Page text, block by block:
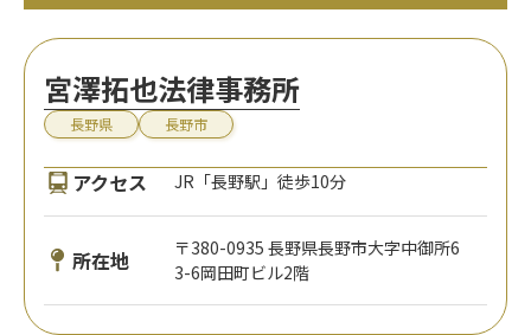
宮澤拓也法律事務所
長野県 長野市
アクセス JR「長野駅」徒歩10分
所在地
〒380-0935 長野県長野市大字中御所6
3-6岡田町ビル2階